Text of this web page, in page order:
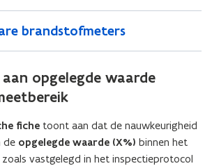
brandstofmeters
opgelegde waarde
fiche toont aan dat de nauwkeurigheid
de opgelegde waarde (X%) binnen het
vastgelegd in het inspectieprotocol